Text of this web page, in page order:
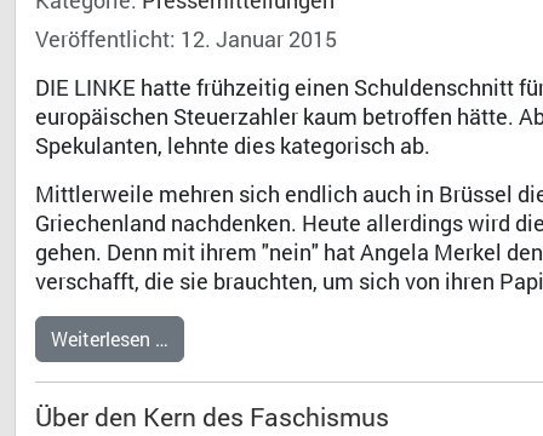
Veröffentlicht: 12. Januar 2015
DIE LINKE hatte frühzeitig einen Schuldenschnitt
europäischen Steuerzahler kaum betroffen hätte.
Spekulanten, lehnte dies kategorisch ab.
Mittlerweile mehren sich endlich auch in Brüssel
Griechenland nachdenken. Heute allerdings wird
gehen. Denn mit ihrem "nein" hat Angela Merkel
verschafft, die sie brauchten, um sich von ihren
Weiterlesen …
Über den Kern des Faschismus